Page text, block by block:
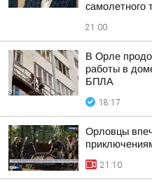
самолетного
21:00
В Орле
работы в
БПЛА
18:17
Орловцы
21:10